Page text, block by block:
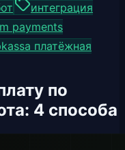
интеграция
payments
платёжная
по
4 способа